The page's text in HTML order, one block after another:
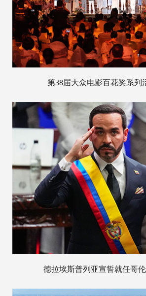
第38届大众电影百花奖系列
德拉埃斯普列亚宣誓就任哥